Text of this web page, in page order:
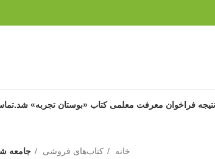
نتیجه فراخوان معرفت معلمی کتاب «بوستان تجربه» شد.
خانه کتاب‌های فروشی
جامعه